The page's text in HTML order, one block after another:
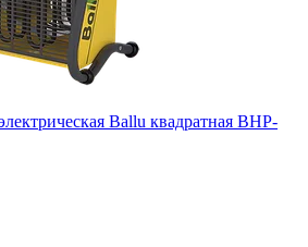
Ballu квадратная BHP-